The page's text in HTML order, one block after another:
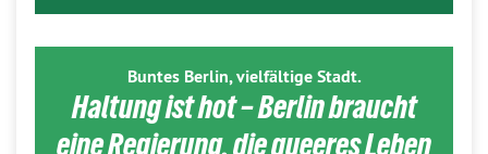
Buntes Berlin, vielfältige Stadt.
Haltung ist hot – Berlin braucht
eine Regierung, die queeres Leben